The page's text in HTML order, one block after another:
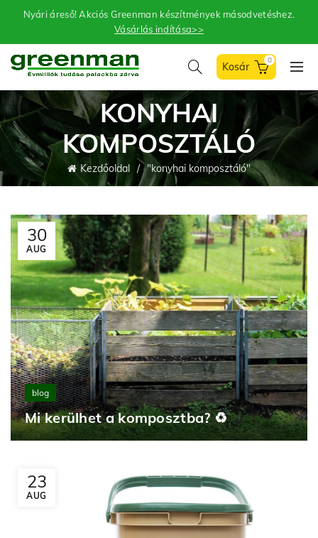
Nyári áreső! Akciós Greenman készítmények másodvetéshez.
Vásárlás indítása>>
0
KONYHAI
KOMPOSZTÁLÓ
Kezdőoldal "konyhai komposztáló"
30
AUG
blog
Mi kerülhet a komposztba? ♻️
23
AUG